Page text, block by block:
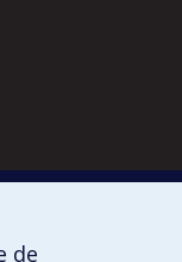
de